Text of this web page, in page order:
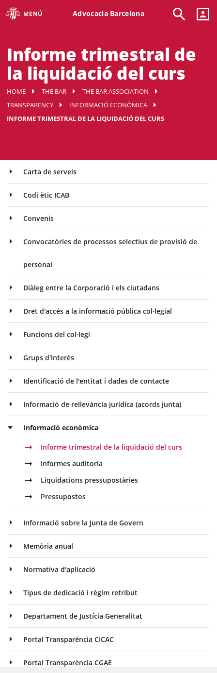
MENÚ Advocacia Barcelona
Informe trimestral de
la liquidació del curs
HOME THE BAR
THE BAR ASSOCIATION
TRANSPARENCY
INFORMACIÓ ECONÒMICA
INFORME TRIMESTRAL DE LA LIQUIDACIÓ DEL CURS
Carta de serveis
Codi ètic ICAB
Convenis
Convocatòries de processos selectius de provisió de
personal
Diàleg entre la Corporació i els ciutadans
Dret d'accés a la informació pública col·legial
Funcions del col·legi
Grups d'interès
Identificació de l'entitat i dades de contacte
Informació de rellevància jurídica (acords junta)
Informació econòmica
Informe trimestral de la liquidació del curs
Informes auditoria
Liquidacions pressupostàries
Pressupostos
Informació sobre la Junta de Govern
Memòria anual
Normativa d'aplicació
Tipus de dedicació i règim retribut
Departament de Justícia Generalitat
Portal Transparència CICAC
Portal Transparència CGAE